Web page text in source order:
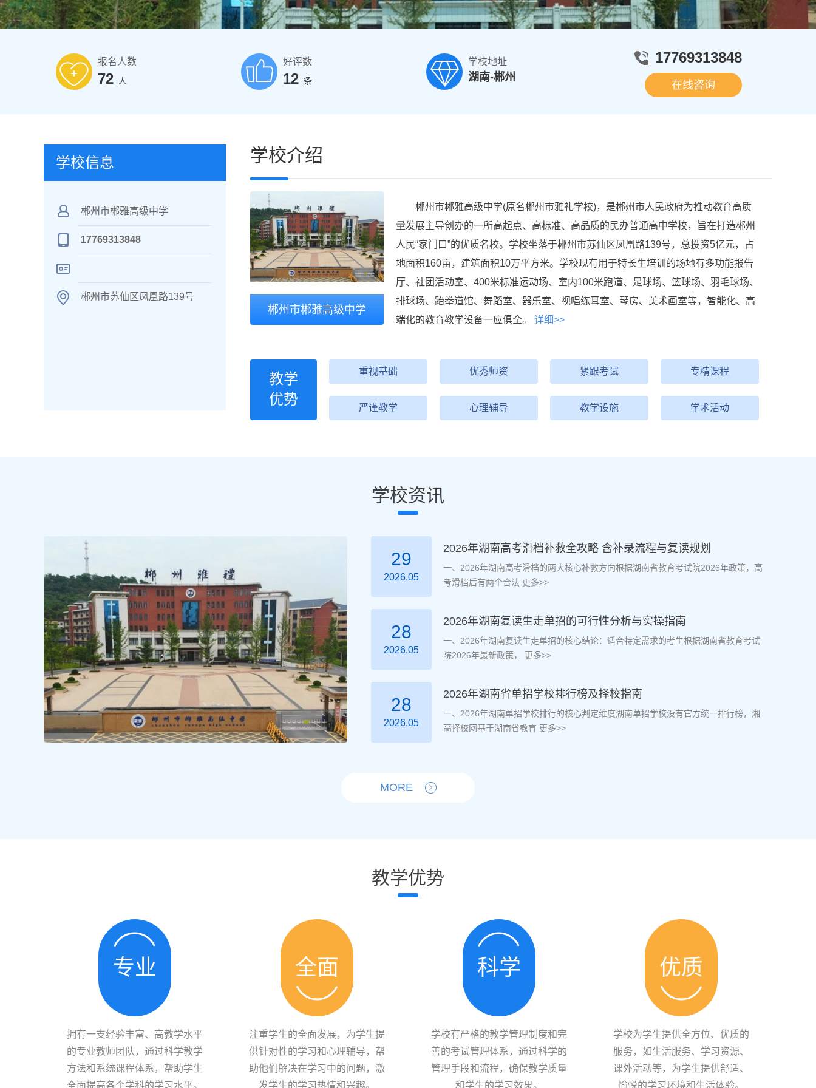
报名人数
72 人
好评数
12 条
学校地址
湖南-郴州
17769313848
在线咨询
学校信息
郴州市郴雅高级中学
17769313848
郴州市苏仙区凤凰路139号
学校介绍
郴州市郴雅高级中学
郴州市郴雅高级中学(原名郴州市雅礼学校)，是郴州市人民政府为推动教育高质
量发展主导创办的一所高起点、高标准、高品质的民办普通高中学校，旨在打造郴州
人民“家门口”的优质名校。学校坐落于郴州市苏仙区凤凰路139号，总投资5亿元，占
地面积160亩，建筑面积10万平方米。学校现有用于特长生培训的场地有多功能报告
厅、社团活动室、400米标准运动场、室内100米跑道、足球场、篮球场、羽毛球场、
排球场、跆拳道馆、舞蹈室、器乐室、视唱练耳室、琴房、美术画室等，智能化、高
端化的教育教学设备一应俱全。 详细>>
教学
优势
重视基础 优秀师资 紧跟考试 专精课程
严谨教学 心理辅导 教学设施 学术活动
学校资讯
29
2026.05
2026年湖南高考滑档补救全攻略 含补录流程与复读规划
一、2026年湖南高考滑档的两大核心补救方向根据湖南省教育考试院2026年政策，高
考滑档后有两个合法 更多>>
28
2026.05
2026年湖南复读生走单招的可行性分析与实操指南
一、2026年湖南复读生走单招的核心结论：适合特定需求的考生根据湖南省教育考试
院2026年最新政策，
更多>>
28
2026.05
2026年湖南省单招学校排行榜及择校指南
一、2026年湖南单招学校排行的核心判定维度湖南单招学校没有官方统一排行榜，湘
高择校网基于湖南省教育 更多>>
MORE
教学优势
专业
拥有一支经验丰富、高教学水平
的专业教师团队，通过科学教学
方法和系统课程体系，帮助学生
全面提高各个学科的学习水平。
全面
注重学生的全面发展，为学生提
供针对性的学习和心理辅导，帮
助他们解决在学习中的问题，激
发学生的学习热情和兴趣。
科学
学校有严格的教学管理制度和完
善的考试管理体系，通过科学的
管理手段和流程，确保教学质量
和学生的学习效果。
优质
学校为学生提供全方位、优质的
服务，如生活服务、学习资源、
课外活动等，为学生提供舒适、
愉悦的学习环境和生活体验。